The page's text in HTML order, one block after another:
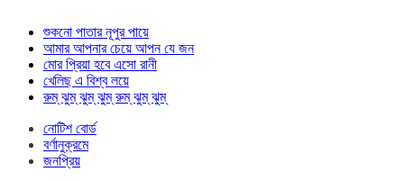
শুকনো পাতার নূপুর পায়ে
আমার আপনার চেয়ে আপন যে জন
মোর প্রিয়া হবে এসো রানী
খেলিছ এ বিশ্ব লয়ে
রুম্ ঝুম্ ঝুম্ ঝুম্ রুম্ ঝুম্ ঝুম্
নোটিশ বোর্ড
বর্ণানুক্রমে
জনপ্রিয়